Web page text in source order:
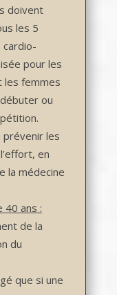
doivent
les 5
cardio-
pour les
les femmes
ou
prévenir les
en
la médecine
40 ans :
de la
du
que si une